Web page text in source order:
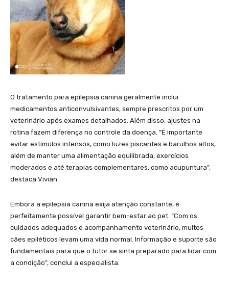
O tratamento para epilepsia canina geralmente inclui
medicamentos anticonvulsivantes, sempre prescritos por um
veterinário após exames detalhados. Além disso, ajustes na
rotina fazem diferença no controle da doença. “É importante
evitar estímulos intensos, como luzes piscantes e barulhos altos,
além de manter uma alimentação equilibrada, exercícios
moderados e até terapias complementares, como acupuntura”,
destaca Vivian.
Embora a epilepsia canina exija atenção constante, é
perfeitamente possível garantir bem-estar ao pet. “Com os
cuidados adequados e acompanhamento veterinário, muitos
cães epiléticos levam uma vida normal. Informação e suporte são
fundamentais para que o tutor se sinta preparado para lidar com
a condição”, conclui a especialista.